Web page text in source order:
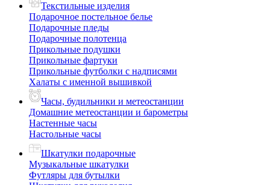
Текстильные изделия
Подарочное постельное белье
Подарочные пледы
Подарочные полотенца
Прикольные подушки
Прикольные фартуки
Прикольные футболки с надписями
Халаты с именной вышивкой
Часы, будильники и метеостанции
Домашние метеостанции и барометры
Настенные часы
Настольные часы
Шкатулки подарочные
Музыкальные шкатулки
Футляры для бутылки